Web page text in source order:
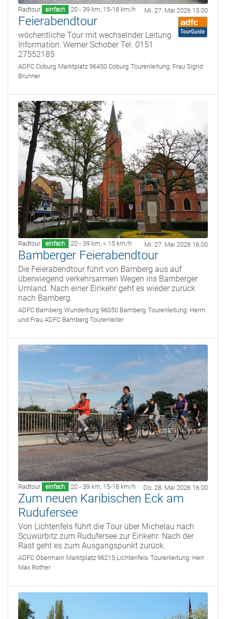
Radtour einfach 20 - 39 km, 15-18 km/h Mi. 27. Mai 2026 15:00
Feierabendtour
wöchentliche Tour mit wechselnder Leitung
Information: Werner Schober Tel. 0151
27552185
ADFC Coburg Marktplatz 96450 Coburg Tourenleitung: Frau Sigrid
Brunner
Radtour einfach 20 - 39 km, < 15 km/h Mi. 27. Mai 2026 16:00
Bamberger Feierabendtour
Die Feierabendtour führt von Bamberg aus auf
überwiegend verkehrsarmen Wegen ins Bamberger
Umland. Nach einer Einkehr geht es wieder zurück
nach Bamberg.
ADFC Bamberg Wunderburg 96050 Bamberg Tourenleitung: Herrn
und Frau ADFC Bamberg Tourenleiter
Radtour einfach 20 - 39 km, 15-18 km/h Do. 28. Mai 2026 16:00
Zum neuen Karibischen Eck am
Rudufersee
Von Lichtenfels führt die Tour über Michelau nach
Scuwürbitz zum Rudufersee zur Einkehr. Nach der
Rast geht es zum Ausgangspunkt zurück.
ADFC Obermain Marktplatz 96215 Lichtenfels Tourenleitung: Herr
Max Rother